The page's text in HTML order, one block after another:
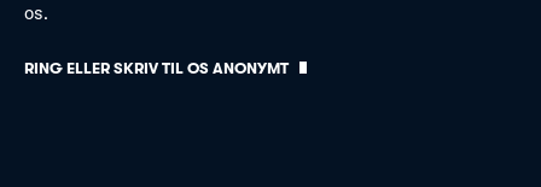
os.
RING ELLER SKRIV TIL OS ANONYMT